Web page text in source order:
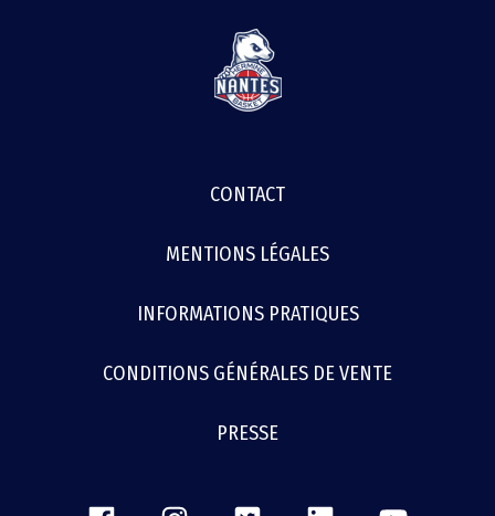
CONTACT
MENTIONS LÉGALES
INFORMATIONS PRATIQUES
CONDITIONS GÉNÉRALES DE VENTE
PRESSE